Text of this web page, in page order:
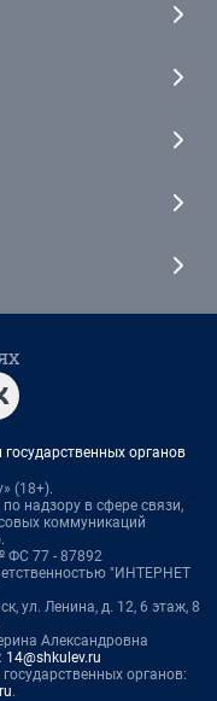
органов
(18+).
надзору в сфере связи,
коммуникаций
ФС 77 - 87892
"ИНТЕРНЕТ
ул. Ленина, д. 12, 6 этаж, 8
Александровна
14@shkulev.ru
органов:
.